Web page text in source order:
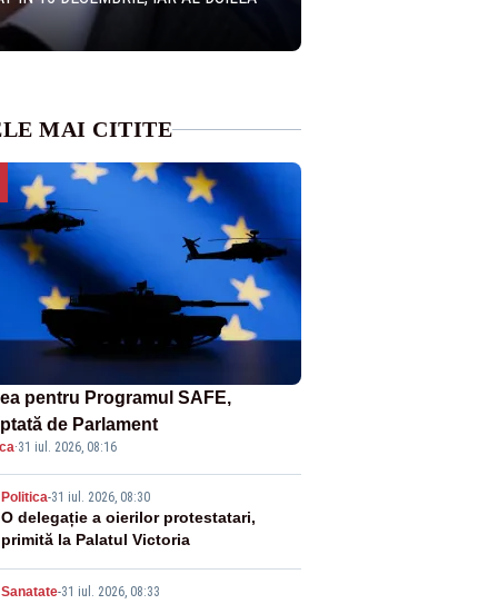
MAI CITITE
pentru Programul SAFE,
de Parlament
·31 iul. 2026, 08:16
Politica-31 iul. 2026, 08:30
O delegație a oierilor protestatari,
primită la Palatul Victoria
Sanatate-31 iul. 2026, 08:33